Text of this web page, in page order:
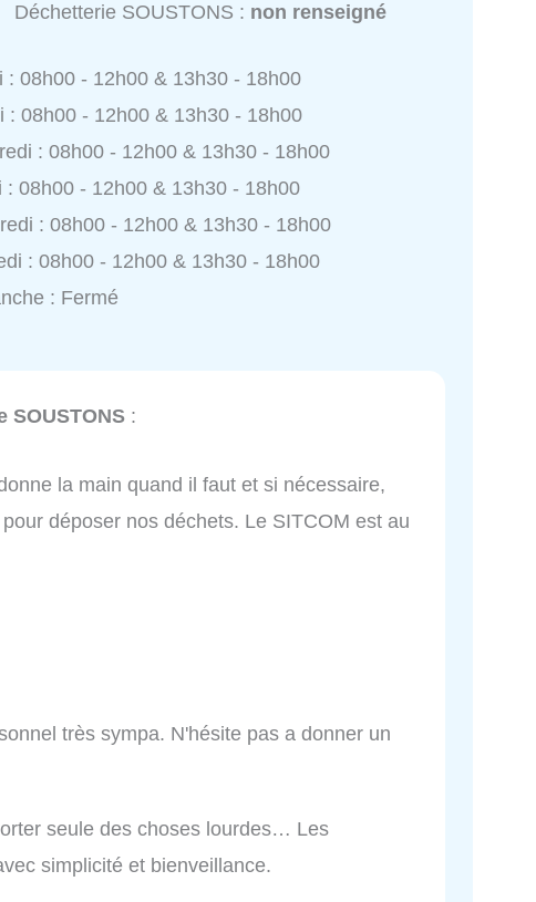
Déchetterie SOUSTONS : non renseigné
: 08h00 - 12h00 & 13h30 - 18h00
: 08h00 - 12h00 & 13h30 - 18h00
: 08h00 - 12h00 & 13h30 - 18h00
: 08h00 - 12h00 & 13h30 - 18h00
: 08h00 - 12h00 & 13h30 - 18h00
: 08h00 - 12h00 & 13h30 - 18h00
: Fermé
SOUSTONS :
la main quand il faut et si nécessaire,
déposer nos déchets. Le SITCOM est au
très sympa. N'hésite pas a donner un
seule des choses lourdes… Les
simplicité et bienveillance.